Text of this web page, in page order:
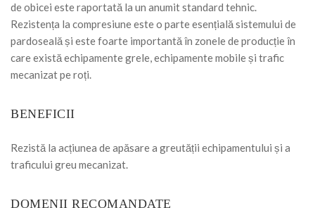
de obicei este raportată la un anumit standard tehnic.
Rezistența la compresiune este o parte esențială sistemului de
pardoseală și este foarte importantă în zonele de producție în
care există echipamente grele, echipamente mobile și trafic
mecanizat pe roți.
BENEFICII
Rezistă la acțiunea de apăsare a greutății echipamentului și a
traficului greu mecanizat.
DOMENII RECOMANDATE